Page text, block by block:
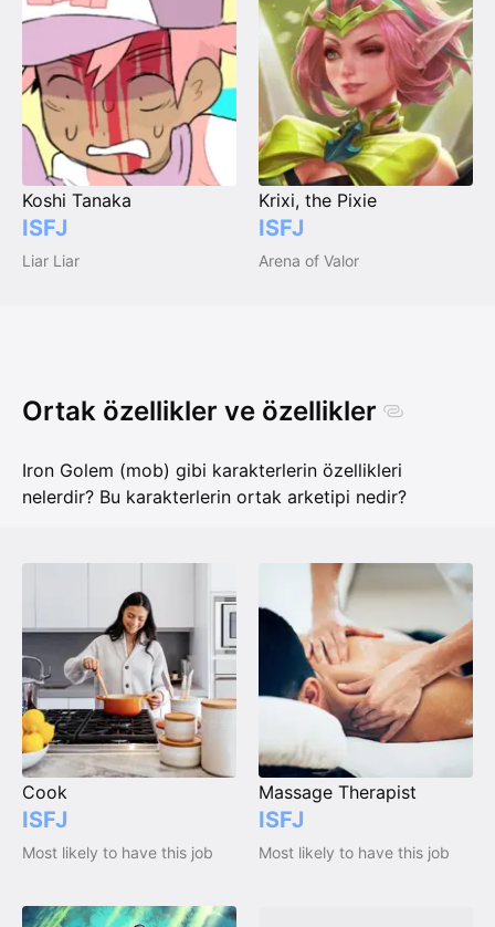
Koshi Tanaka
ISFJ
Liar Liar
Krixi, the Pixie
ISFJ
Arena of Valor
Ortak özellikler ve özellikler
Iron Golem (mob) gibi karakterlerin özellikleri
nelerdir? Bu karakterlerin ortak arketipi nedir?
Cook
ISFJ
Most likely to have this job
Massage Therapist
ISFJ
Most likely to have this job